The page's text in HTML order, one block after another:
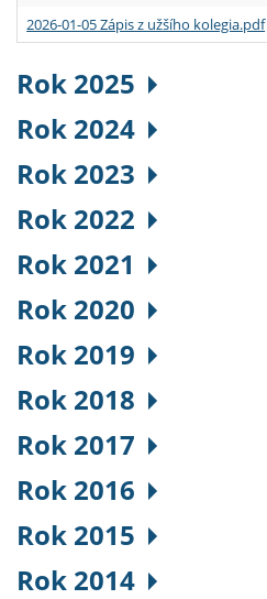
2026-01-05 Zápis z užšího kolegia.pdf
Rok 2025
Rok 2024
Rok 2023
Rok 2022
Rok 2021
Rok 2020
Rok 2019
Rok 2018
Rok 2017
Rok 2016
Rok 2015
Rok 2014